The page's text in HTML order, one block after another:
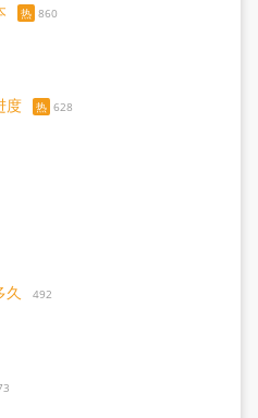
热 860
度 热 628
久 492